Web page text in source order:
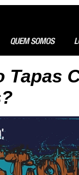
Tapas